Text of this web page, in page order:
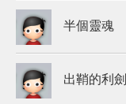
半個靈魂
出鞘的利劍